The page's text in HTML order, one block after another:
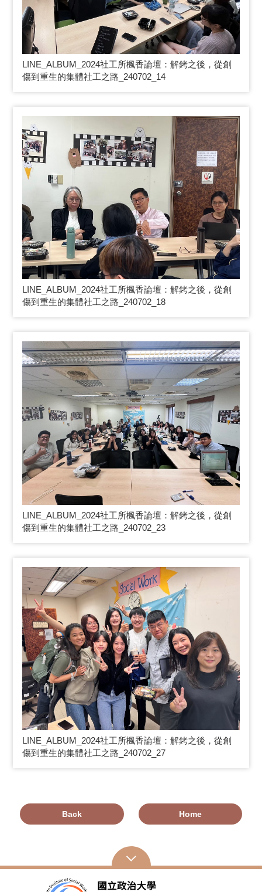
LINE_ALBUM_2024社工所楓香論壇：解銬之後，從創
傷到重生的集體社工之路_240702_14
LINE_ALBUM_2024社工所楓香論壇：解銬之後，從創
傷到重生的集體社工之路_240702_18
LINE_ALBUM_2024社工所楓香論壇：解銬之後，從創
傷到重生的集體社工之路_240702_23
LINE_ALBUM_2024社工所楓香論壇：解銬之後，從創
傷到重生的集體社工之路_240702_27
Back Home